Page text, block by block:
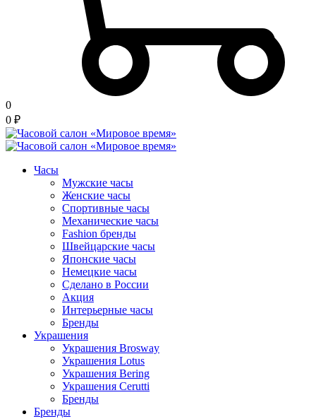
0
0 ₽
Часы
Мужские часы
Женские часы
Спортивные часы
Механические часы
Fashion бренды
Швейцарские часы
Японские часы
Немецкие часы
Сделано в России
Акция
Интерьерные часы
Бренды
Украшения
Украшения Brosway
Украшения Lotus
Украшения Bering
Украшения Cerutti
Бренды
Бренды